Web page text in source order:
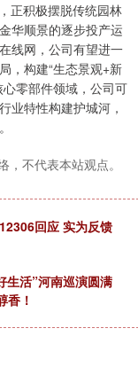
积极摆脱传统园林
华顺景的逐步投产运
线网，公司有望进一
，构建“生态景观+新
零部件领域，公司可
业特性构建护城河，
不代表本站观点。
回应 实为反馈
生活”河南巡演圆满
香！